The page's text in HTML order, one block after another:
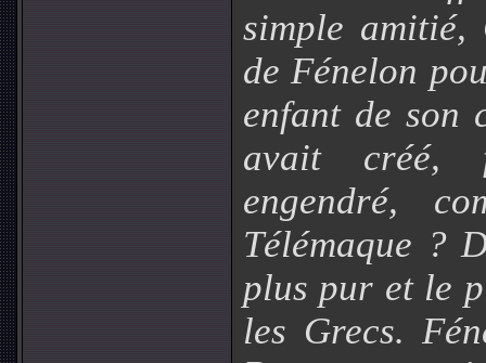
simple amitié,
de Fénelon
enfant de son
avait créé,
engendré,
Télémaque ?
plus pur et le
les Grecs.